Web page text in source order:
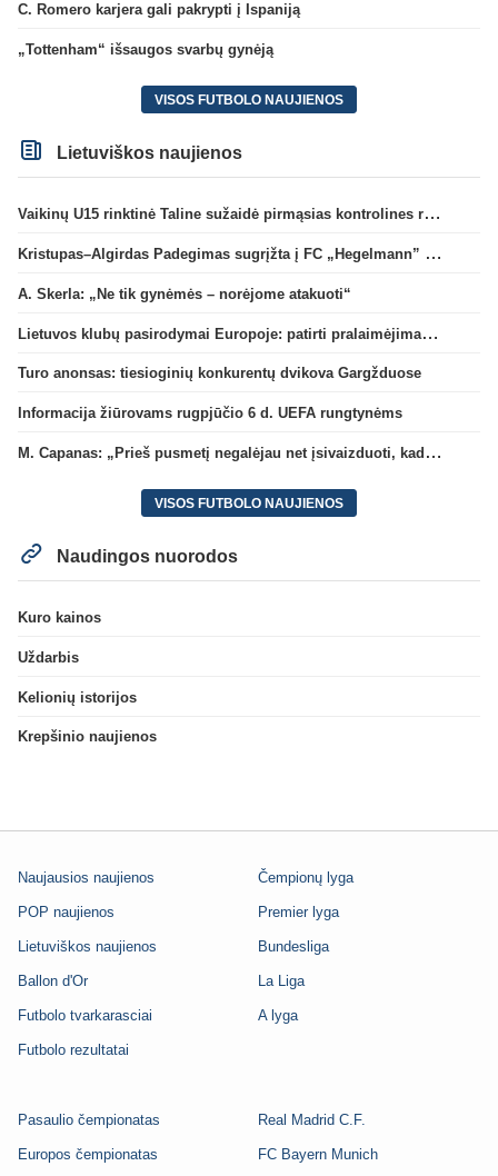
C. Romero karjera gali pakrypti į Ispaniją
„Tottenham“ išsaugos svarbų gynėją
VISOS FUTBOLO NAUJIENOS
Lietuviškos naujienos
Vaikinų U15 rinktinė Taline sužaidė pirmąsias kontrolines rungtynes
Kristupas–Algirdas Padegimas sugrįžta į FC „Hegelmann” B sudėtį
A. Skerla: „Ne tik gynėmės – norėjome atakuoti“
Lietuvos klubų pasirodymai Europoje: patirti pralaimėjimai Kroatijos atstovams
Turo anonsas: tiesioginių konkurentų dvikova Gargžduose
Informacija žiūrovams rugpjūčio 6 d. UEFA rungtynėms
M. Capanas: „Prieš pusmetį negalėjau net įsivaizduoti, kad žaisime prieš „Hajduk“
VISOS FUTBOLO NAUJIENOS
Naudingos nuorodos
Kuro kainos
Uždarbis
Kelionių istorijos
Krepšinio naujienos
Naujausios naujienos
POP naujienos
Lietuviškos naujienos
Ballon d'Or
Futbolo tvarkarasciai
Futbolo rezultatai
Čempionų lyga
Premier lyga
Bundesliga
La Liga
A lyga
Pasaulio čempionatas
Europos čempionatas
Real Madrid C.F.
FC Bayern Munich